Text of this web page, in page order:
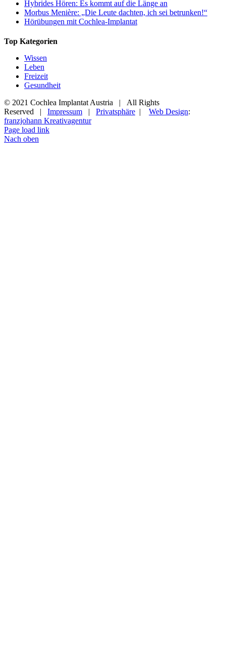
Hybrides Hören: Es kommt auf die Länge an
Morbus Menière: „Die Leute dachten, ich sei betrunken!“
Hörübungen mit Cochlea-Implantat
Top Kategorien
Wissen
Leben
Freizeit
Gesundheit
© 2021 Cochlea Implantat Austria | All Rights
Reserved | Impressum | Privatsphäre | Web Design:
franzjohann Kreativagentur
Page load link
Nach oben